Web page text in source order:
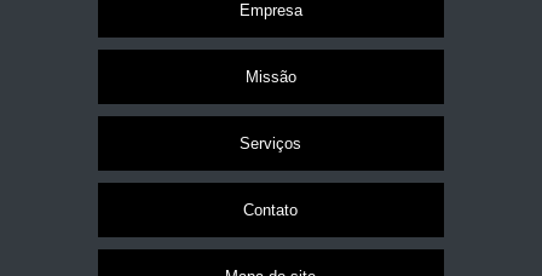
Empresa
Missão
Serviços
Contato